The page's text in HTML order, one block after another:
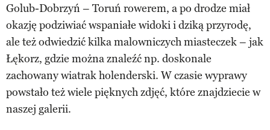
Golub-Dobrzyń – Toruń rowerem, a po drodze miał
okazję podziwiać wspaniałe widoki i dziką przyrodę,
ale też odwiedzić kilka malowniczych miasteczek – jak
Łękorz, gdzie można znaleźć np. doskonale
zachowany wiatrak holenderski. W czasie wyprawy
powstało też wiele pięknych zdjęć, które znajdziecie w
naszej galerii.